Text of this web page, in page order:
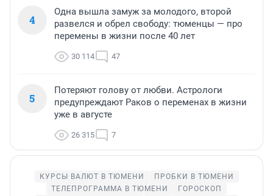
4
Одна вышла замуж за молодого, второй
развелся и обрел свободу: тюменцы — про
перемены в жизни после 40 лет
30 114 47
5
Потеряют голову от любви. Астрологи
предупреждают Раков о переменах в жизни
уже в августе
26 315 7
КУРСЫ ВАЛЮТ В ТЮМЕНИ
ПРОБКИ В ТЮМЕНИ
ТЕЛЕПРОГРАММА В ТЮМЕНИ
ГОРОСКОП